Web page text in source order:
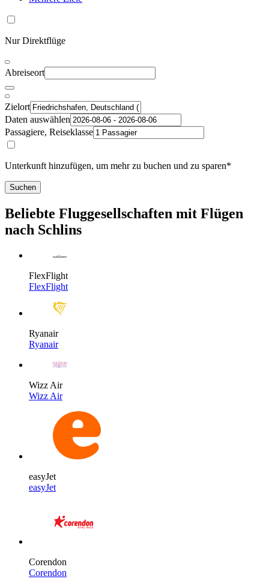
Nur Direktflüge
Abreiseort
Zielort
Daten auswählen
Passagiere, Reiseklasse
Unterkunft hinzufügen, um mehr zu buchen und zu sparen*
Suchen
Beliebte Fluggesellschaften mit Flügen
nach Schlins
FlexFlight
FlexFlight
Ryanair
Ryanair
Wizz Air
Wizz Air
easyJet
easyJet
Corendon
Corendon